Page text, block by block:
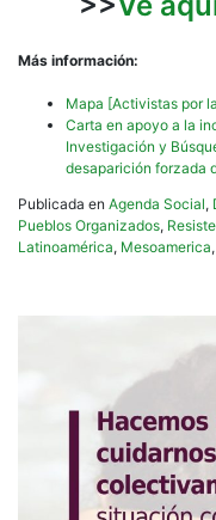
Más información:
Mapa [Activistas por
Carta en apoyo a la
Investigación y
desaparición forzada
Publicada en Agenda Social,
Pueblos Organizados,
Latinoamérica, Mesoamerica,